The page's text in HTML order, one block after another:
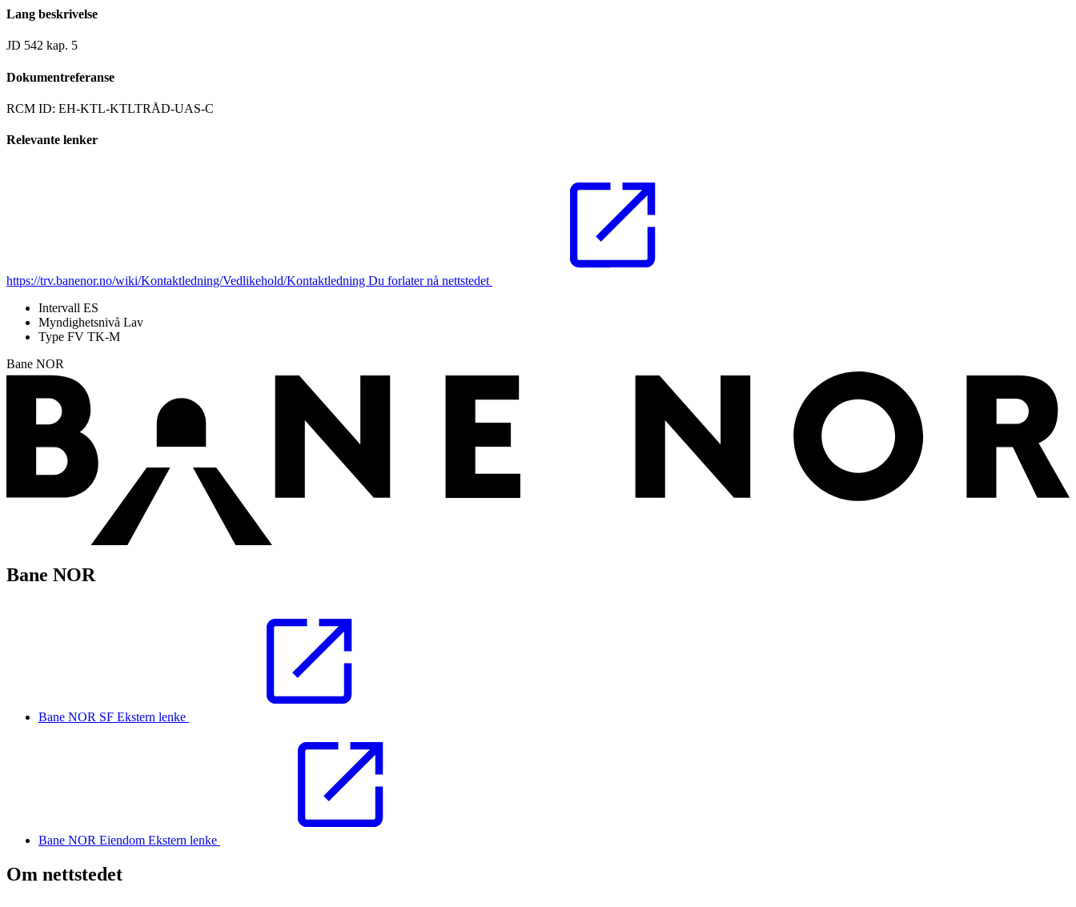
Lang beskrivelse
JD 542 kap. 5
Dokumentreferanse
RCM ID: EH-KTL-KTLTRÅD-UAS-C
Relevante lenker
https://trv.banenor.no/wiki/Kontaktledning/Vedlikehold/Kontaktledning Du forlater nå nettstedet
Intervall ES
Myndighetsnivå Lav
Type FV TK-M
Bane NOR
Bane NOR
Bane NOR SF Ekstern lenke
Bane NOR Eiendom Ekstern lenke
Om nettstedet